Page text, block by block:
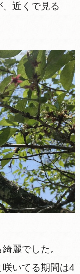
近くで見る
麗でした。
咲いてる期間は4